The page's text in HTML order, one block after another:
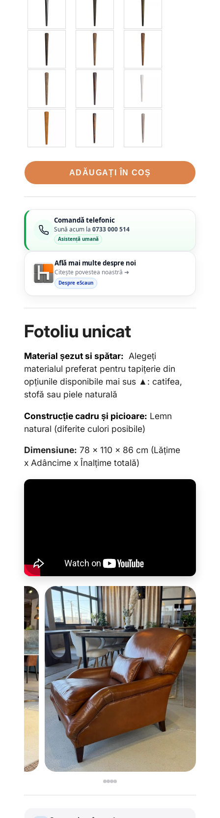
ADĂUGAȚI ÎN COȘ
Comandă telefonic
Sună acum la0733 000 514
Asistență umană
Află mai multe despre noi
Citește povestea noastră ➜
Despre eScaun
Fotoliu unicat
Material șezut si spătar: Alegeți
materialul preferat pentru tapițerie din
opțiunile disponibile mai sus ▲: catifea,
stofă sau piele naturală
Construcție cadru și picioare: Lemn
natural (diferite culori posibile)
Dimensiune: 78 x 110 x 86 cm (Lățime
x Adâncime x Înalțime totală)